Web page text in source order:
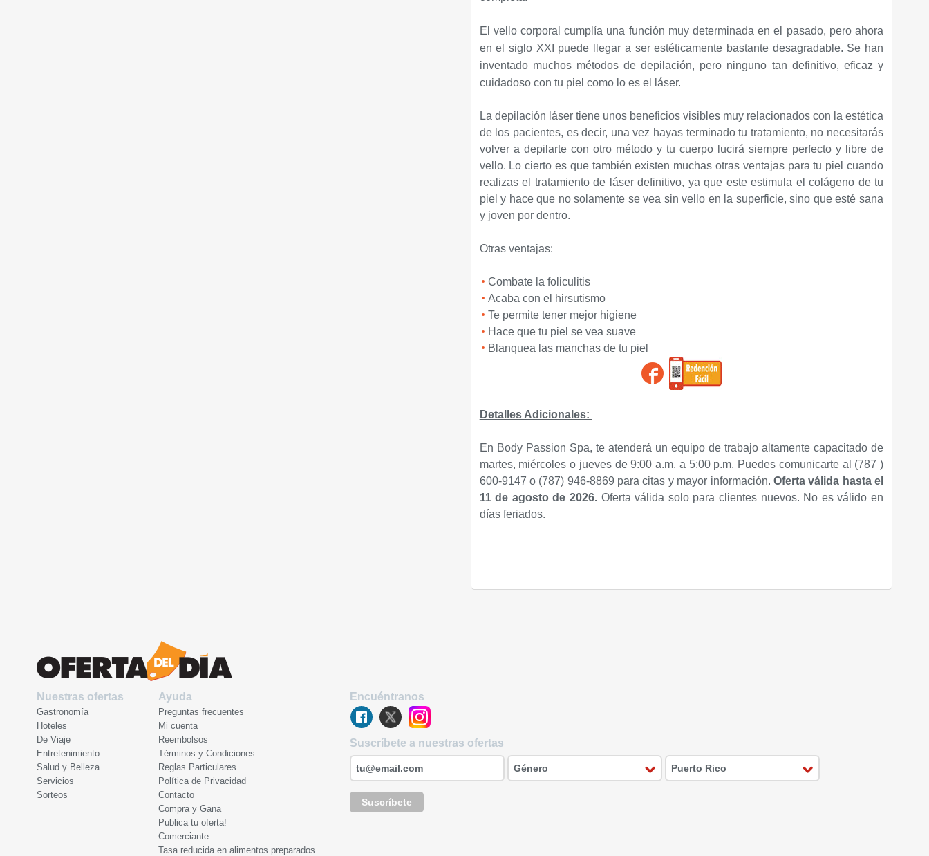
El vello corporal cumplía una función muy determinada en el pasado, pero ahora
en el siglo XXI puede llegar a ser estéticamente bastante desagradable. Se han
inventado muchos métodos de depilación, pero ninguno tan definitivo, eficaz y
cuidadoso con tu piel como lo es el láser.
La depilación láser tiene unos beneficios visibles muy relacionados con la estética
de los pacientes, es decir, una vez hayas terminado tu tratamiento, no necesitarás
volver a depilarte con otro método y tu cuerpo lucirá siempre perfecto y libre de
vello. Lo cierto es que también existen muchas otras ventajas para tu piel cuando
realizas el tratamiento de láser definitivo, ya que este estimula el colágeno de tu
piel y hace que no solamente se vea sin vello en la superficie, sino que esté sana
y joven por dentro.
Otras ventajas:
Combate la foliculitis
Acaba con el hirsutismo
Te permite tener mejor higiene
Hace que tu piel se vea suave
Blanquea las manchas de tu piel
Detalles Adicionales:
En Body Passion Spa, te atenderá un equipo de trabajo altamente capacitado de
martes, miércoles o jueves de 9:00 a.m. a 5:00 p.m. Puedes comunicarte al (787 )
600-9147 o (787) 946-8869 para citas y mayor información. Oferta válida hastael
11 de agosto de 2026. Oferta válida solo para clientes nuevos. No es válido en
días feriados.
Nuestras ofertas
Gastronomía
Hoteles
De Viaje
Entretenimiento
Salud y Belleza
Servicios
Sorteos
Ayuda
Preguntas frecuentes
Mi cuenta
Reembolsos
Términos y Condiciones
Reglas Particulares
Política de Privacidad
Contacto
Compra y Gana
Publica tu oferta!
Comerciante
Tasa reducida en alimentos preparados
Encuéntranos
Suscríbete a nuestras ofertas
Suscríbete